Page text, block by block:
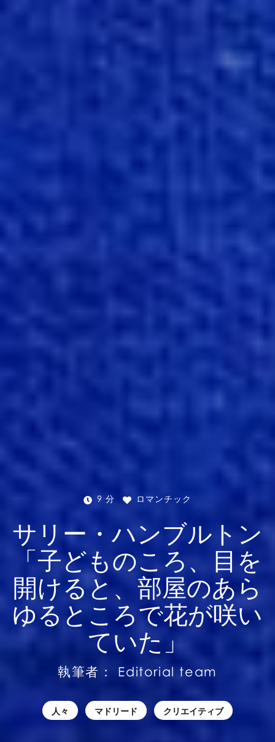
9 分 ロマンチック
サリー・ハンブルトン
「子どものころ、目を
開けると、部屋のあら
ゆるところで花が咲い
ていた」
執筆者： Editorial team
人々 マドリード クリエイティブ